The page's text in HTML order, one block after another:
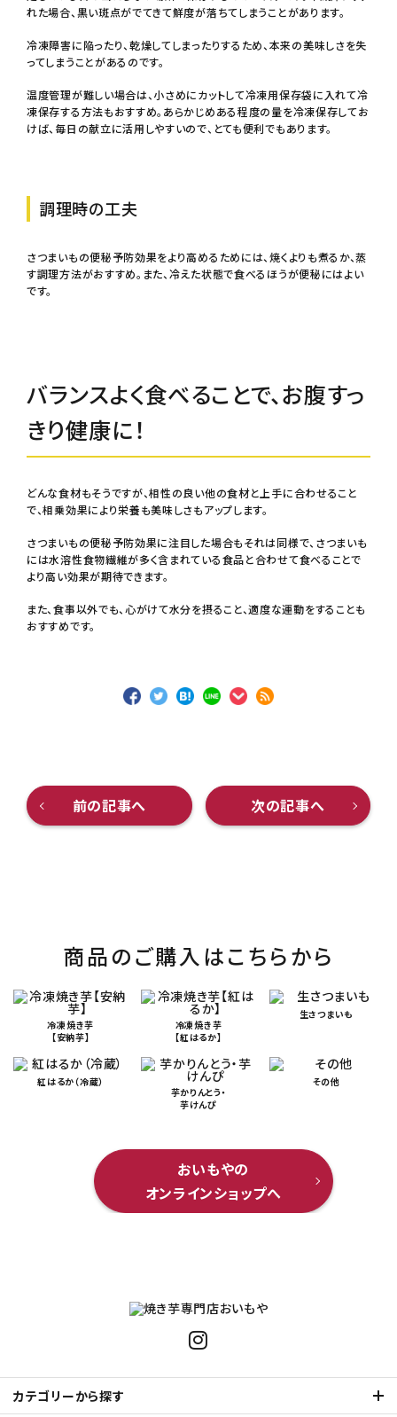
れた場合、黒い斑点がでてきて鮮度が落ちてしまうことがあります。
冷凍障害に陥ったり、乾燥してしまったりするため、本来の美味しさを失
ってしまうことがあるのです。
温度管理が難しい場合は、小さめにカットして冷凍用保存袋に入れて冷
凍保存する方法もおすすめ。あらかじめある程度の量を冷凍保存してお
けば、毎日の献立に活用しやすいので、とても便利でもあります。
調理時の工夫
さつまいもの便秘予防効果をより高めるためには、焼くよりも煮るか、蒸
す調理方法がおすすめ。また、冷えた状態で食べるほうが便秘にはよい
です。
バランスよく食べることで、お腹すっ
きり健康に！
どんな食材もそうですが、相性の良い他の食材と上手に合わせること
で、相乗効果により栄養も美味しさもアップします。
さつまいもの便秘予防効果に注目した場合もそれは同様で、さつまいも
には水溶性食物繊維が多く含まれている食品と合わせて食べることで
より高い効果が期待できます。
また、食事以外でも、心がけて水分を摂ること、適度な運動をすることも
おすすめです。
前の記事へ 次の記事へ
商品のご購入はこちらから
冷凍焼き芋
【安納芋】
冷凍焼き芋
【紅はるか】
生さつまいも
紅はるか（冷蔵）
芋かりんとう・
芋けんぴ
その他
おいもやの
オンラインショップへ
カテゴリーから探す